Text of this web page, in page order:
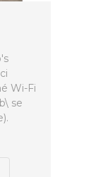
Wi-Fi
se